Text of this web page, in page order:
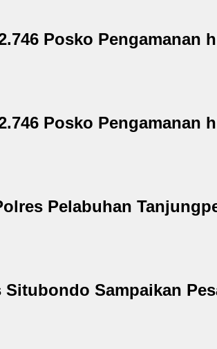
Posko Pengamanan
Posko Pengamanan
Pelabuhan
Sampaikan